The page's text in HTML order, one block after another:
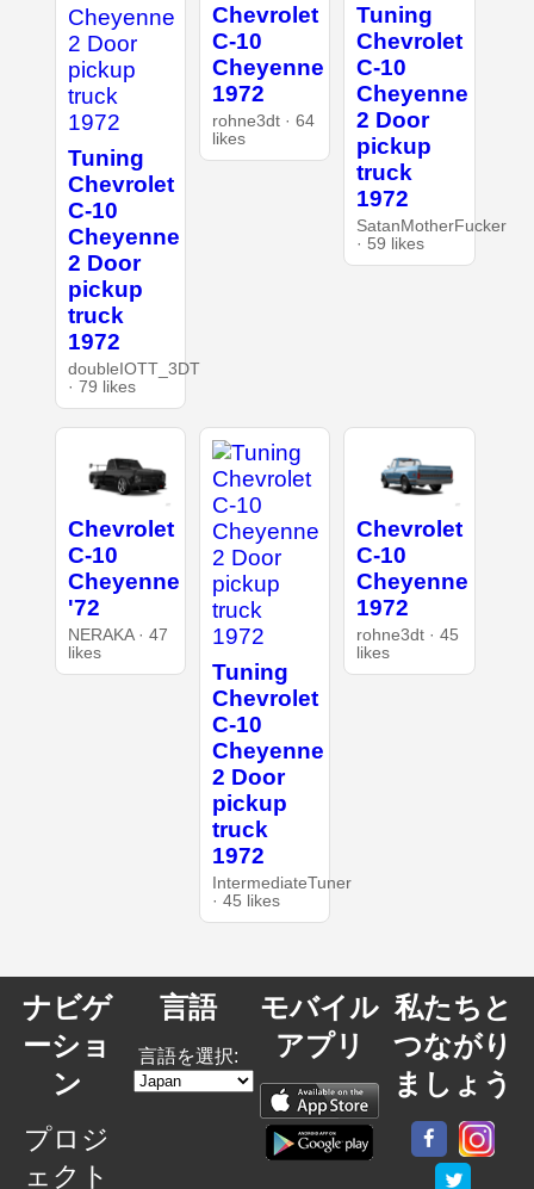
Tuning
Chevrolet
C-10
Cheyenne
2 Door
pickup
truck
1972
doubleIOTT_3DT
· 79 likes
Chevrolet
C-10
Cheyenne
1972
rohne3dt · 64
likes
Tuning
Chevrolet
C-10
Cheyenne
2 Door
pickup
truck
1972
SatanMotherFucker
· 59 likes
Chevrolet
C-10
Cheyenne
'72
NERAKA · 47
likes
Tuning
Chevrolet
C-10
Cheyenne
2 Door
pickup
truck
1972
IntermediateTuner
· 45 likes
Chevrolet
C-10
Cheyenne
1972
rohne3dt · 45
likes
ナビゲ
ーショ
ン
プロジ
ェクト
言語
言語を選択:
モバイル
アプリ
私たちと
つながり
ましょう